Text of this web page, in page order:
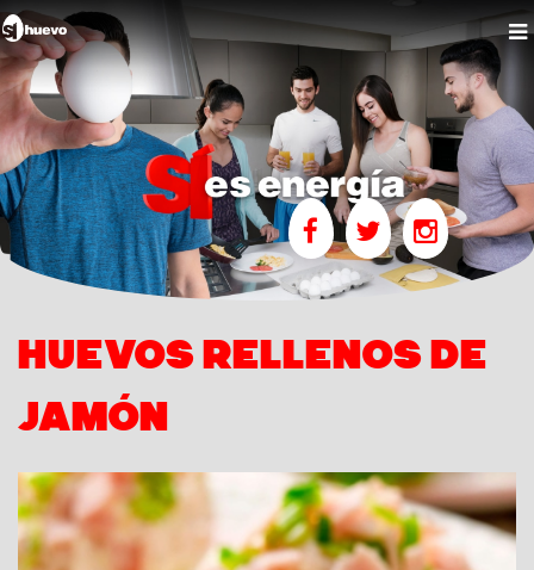
Huevos rellenos de
jamón